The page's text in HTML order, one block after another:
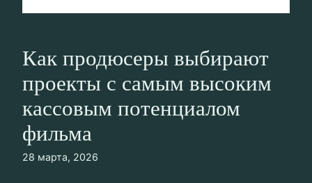
Как продюсеры выбирают
проекты с самым высоким
кассовым потенциалом
фильма
28 марта, 2026